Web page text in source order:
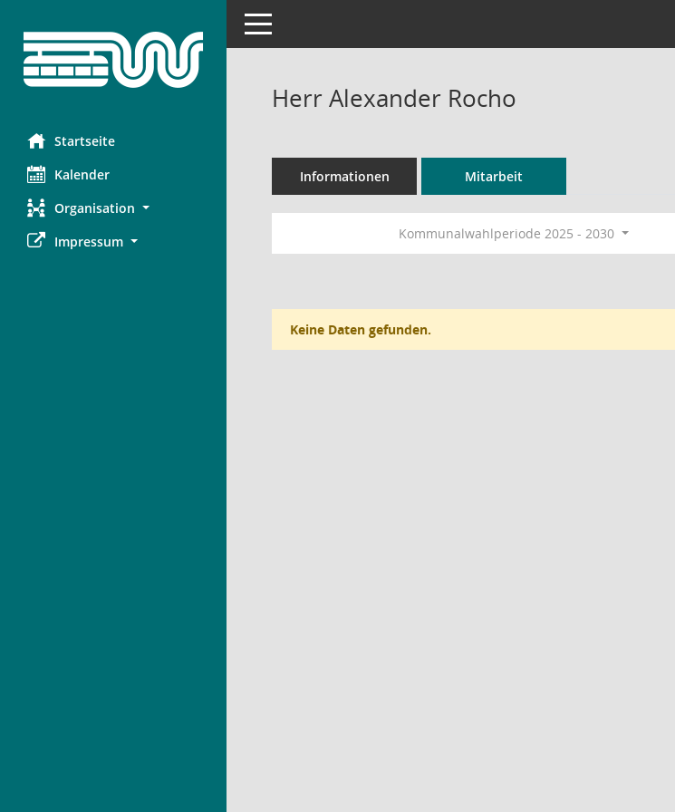
Startseite
Kalender
Organisation
Impressum
Toggle navigation
Herr Alexander Rocho
Informationen Mitarbeit
Kommunalwahlperiode 2025 - 2030
Keine Daten gefunden.